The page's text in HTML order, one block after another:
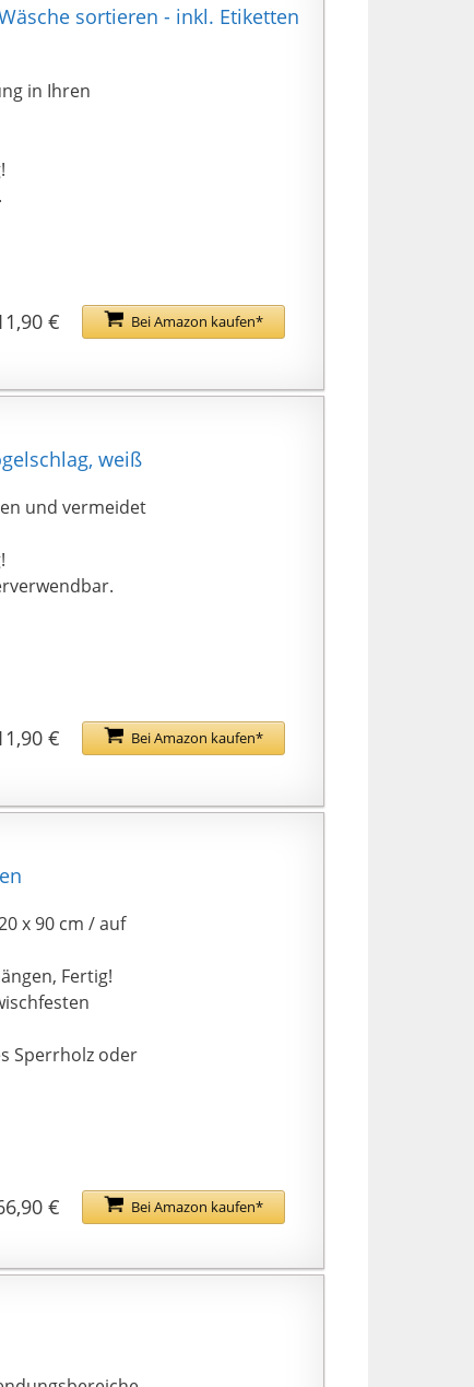
sortieren - inkl. Etiketten
in Ihren
Bei Amazon kaufen*
€
weiß
und vermeidet
Bei Amazon kaufen*
€
x 90 cm / auf
Fertig!
Sperrholz oder
Bei Amazon kaufen*
€